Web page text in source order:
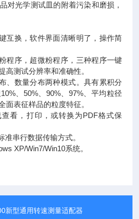
对光学测试皿的附着污染和磨损，
互换，软件界面清晰明了，操作简
程序，超微粉程序，三种程序一键
高测试分辨率和准确性。
、数量分布两种模式。具有累积分
、50%、90%、97%、平均粒径
面表征样品的粒度特征。
看，打印，或转换为PDF格式保
串行数据传输方式。
XP/Win7/Win10系统。
新型通用转速测量适配器